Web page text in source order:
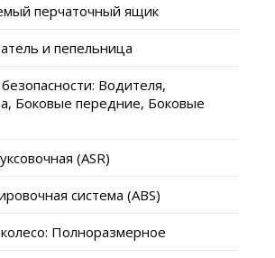
перчаточный ящик
и пепельница
Водителя,
Боковые передние, Боковые
(ASR)
система (ABS)
Полноразмерное